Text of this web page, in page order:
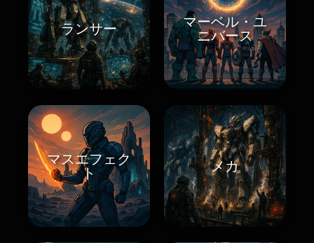
ランサー
マーベル・ユ
ニバース
マスエフェク
ト
メカ